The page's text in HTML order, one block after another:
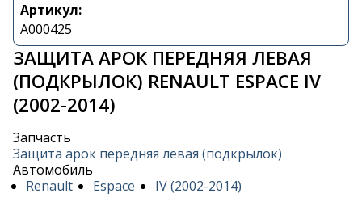
Артикул:
A000425
ЗАЩИТА АРОК ПЕРЕДНЯЯ ЛЕВАЯ
(ПОДКРЫЛОК) RENAULT ESPACE IV
(2002-2014)
Запчасть
Защита арок передняя левая (подкрылок)
Автомобиль
Renault
Espace
IV (2002-2014)